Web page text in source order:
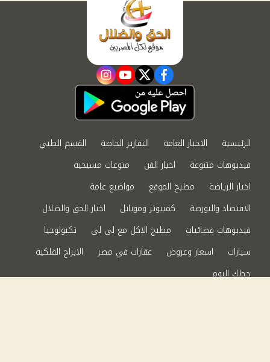
facebook
twitter
youtube
instagram
الرئيسية الاخبار العامة التقارير الخاصة
القسم الطبي
فيديوهات متنوعة
اخبار الفن
منوعات مسيحية
اخبار الرياضة
مطبخ الموقع
مواضيع عامة
الاقتصاد والبورصة
كمبيوتر وموبايل
اخبار الحق والضلال
فيديوهات فضائيات
مطبخ الاكل مع لى لى
تكنولوجيا
سيارات
اسعار وعروض عقارات في مصر
الابراج الفلكية
حظك اليوم